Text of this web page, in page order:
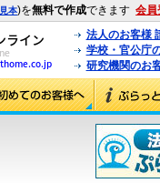
見本)を無料で作成できます 会員
法人のお客様
学校・官公庁
研究機関のお